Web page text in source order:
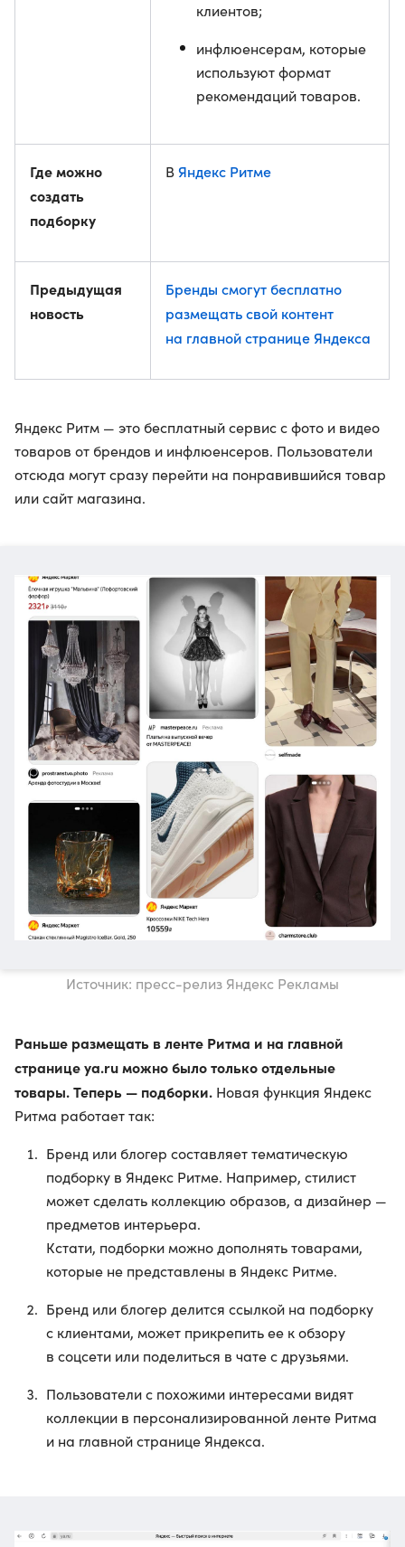
клиентов;
инфлюенсерам, которые
используют формат
рекомендаций товаров.
Где можно
создать
подборку
ВЯндекс Ритме
Предыдущая
новость
Бренды смогут бесплатно
размещать свой контент
на главной странице Яндекса
Яндекс Ритм — это бесплатный сервис с фото и видео
товаров от брендов и инфлюенсеров. Пользователи
отсюда могут сразу перейти на понравившийся товар
или сайт магазина.
Источник: пресс-релиз Яндекс Рекламы
Раньше размещать в ленте Ритма и на главной
странице ya.ru можно было только отдельные
товары. Теперь — подборки. Новая функция Яндекс
Ритма работает так:
Бренд или блогер составляет тематическую
подборку в Яндекс Ритме. Например, стилист
может сделать коллекцию образов, а дизайнер —
предметов интерьера.
Кстати, подборки можно дополнять товарами,
которые не представлены в Яндекс Ритме.
Бренд или блогер делится ссылкой на подборку
с клиентами, может прикрепить ее к обзору
в соцсети или поделиться в чате с друзьями.
Пользователи с похожими интересами видят
коллекции в персонализированной ленте Ритма
и на главной странице Яндекса.